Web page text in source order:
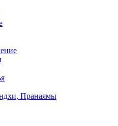
Пранаямы